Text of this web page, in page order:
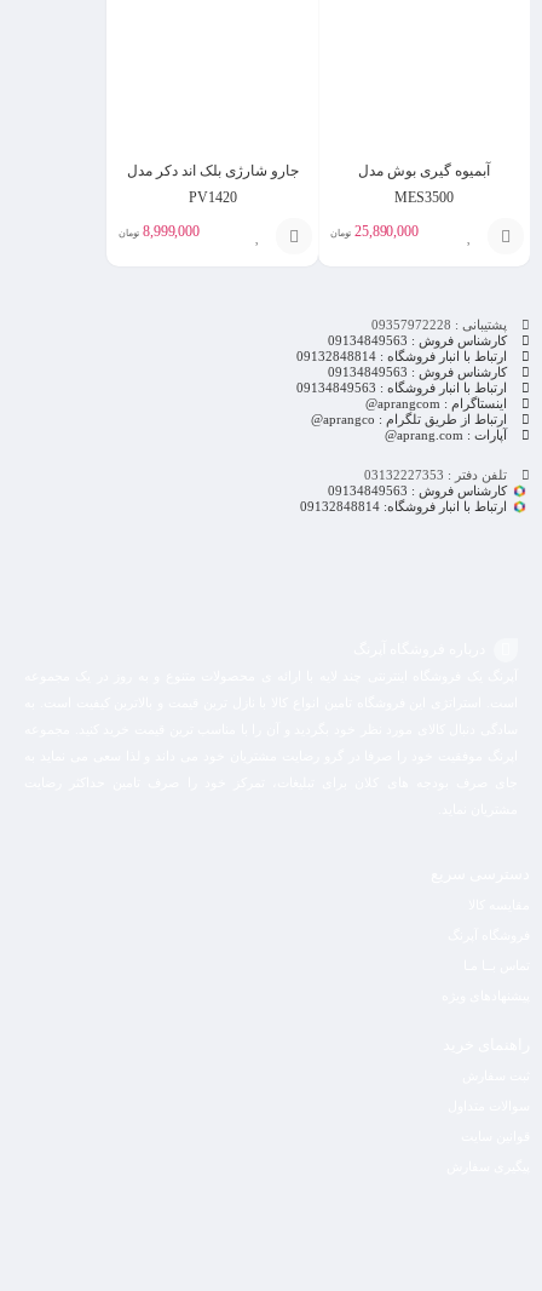
آبمیوه گیری بوش مدل
MES3500
25,890,000 تومان
جارو شارژی بلک اند دکر مدل
PV1420
8,999,000 تومان
پشتیبانی : 09357972228
کارشناس فروش : 09134849563
ارتباط با انبار فروشگاه : 09132848814
کارشناس فروش : 09134849563
ارتباط با انبار فروشگاه : 09134849563
اینستاگرام : aprangcom@
ارتباط از طریق تلگرام : aprangco@
آپارات : aprang.com@
تلفن دفتر : 03132227353
کارشناس فروش : 09134849563
ارتباط با انبار فروشگاه: 09132848814